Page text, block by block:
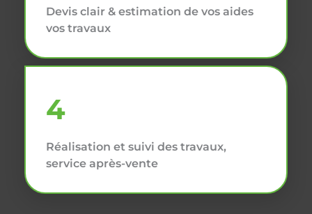
Devis clair & estimation de vos aides
vos travaux
4
Réalisation et suivi des travaux,
service après-vente